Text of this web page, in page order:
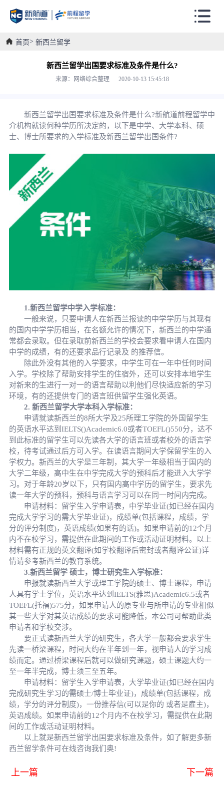
首页 新西兰留学
新西兰留学出国要求标准及条件是什么?
来源：网络综合整理 2020-10-13 15:45:18
新西兰留学出国要求标准及条件是什么?新航道前程留学中
介机构就读何种学历所决定的，以下是中学、大学本科、硕
士、博士所要求的入学标准及新西兰留学出国条件?
1.新西兰留学中学入学标准：
一般来说，只要申请人在新西兰报读的中学学历与其现有
的国内中学学历相当，在名额允许的情况下，新西兰的中学通
常都会录取。但在录取前新西兰的学校会要求看申请人在国内
中学的成绩，有的还要求品行记录及 的推荐信。
除此外没有其他的入学要求，中学生可在一年中任何时间
入学。学校除了帮助安排学生的住宿外，还可以安排本地学生
对新来的生进行一对一的语言帮助以利他们尽快适应新的学习
环境，有的还提供专门的语言班供留学生强化英语。
2. 新西兰留学大学本科入学标准：
申请就读新西兰的8所大学及25所理工学院的外国留学生
的英语水平达到IELTS()Academic6.0或者TOEFL()550分，达不
到此标准的留学生可以先读各大学的语言班或者校外的语言学
校，待考试通过后方可入学。在读语言期间大学保留学生的入
学权力。新西兰的大学是三年制，其大学一年级相当于国内的
大学二年级，高中生在中学完成大学的预科后才能进入大学学
习。对于年龄20岁以下，只有国内高中学历的留学生，要求先
读一年大学的预科，预科与语言学习可以在同一时间内完成。
申请材料：留学生入学申请表，中学毕业证(如已经在国内
完成大学学习的需大学毕业证)，成绩单(包括课程，成绩，学
分的评分制度)，英语成绩(如果有的话)。如果申请前的12个月
内不在校学习，需提供在此期间的工作或活动证明材料。以上
材料需有正规的英文翻译(如学校翻译后密封或者翻译公证)详
情请参考新西兰的教育系统。
3.新西兰留学 硕士，博士研究生入学标准：
申报就读新西兰大学或理工学院的硕士、博士课程，申请
人具有学士学位，英语水平达到IELTS(雅思)Academic6.5或者
TOEFL(托福)575分，如果申请人的原专业与所申请的专业相似
其一些大学对其英语成绩的要求可能降低，本公司可帮助此类
申请者和学校交涉。
要正式读新西兰大学的研究生，各大学一般都会要求学生
先读一桥梁课程，时间大约在半年到一年，视申请人的学习成
绩而定。通过桥梁课程后就可以做研究课题，硕士课题大约一
至一年半完成，博士须三至五年。
申请材料：留学生入学申请表，大学毕业证(如已经在国内
完成研究生学习的需硕士/博士毕业证)，成绩单(包括课程，成
绩，学分的评分制度)，一份推荐信(可以是你的 或者是雇主)，
英语成绩。如果申请前的12个月内不在校学习，需提供在此期
间的工作或活动证明材料。
以上就是新西兰留学出国要求标准及条件，如了解更多新
西兰留学条件可在线咨询我们奥!
上一篇 下一篇